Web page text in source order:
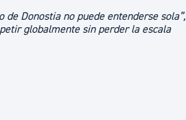
de Donostia no puede entenderse sola”,
globalmente sin perder la escala